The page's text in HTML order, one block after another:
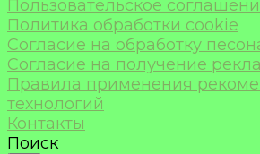
Пользовательское
Политика обработки cookie
Согласие на обработку
Согласие на получение
Правила применения
технологий
Контакты
Поиск